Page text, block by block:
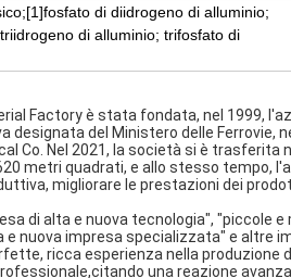
di diidrogeno di alluminio;
di alluminio; trifosfato di
Factory è stata fondata, nel 1999,
designata del Ministero delle Ferrovie,
Co. Nel 2021, la società si è trasferita
metri quadrati, e allo stesso tempo,
migliorare le prestazioni dei
di alta e nuova tecnologia", "piccole
nuova impresa specializzata" e altre
ricca esperienza nella produzione
una reazione